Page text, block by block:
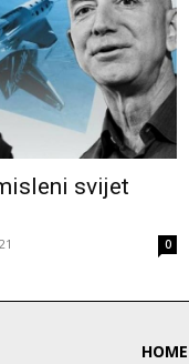
svijet
0
HOME